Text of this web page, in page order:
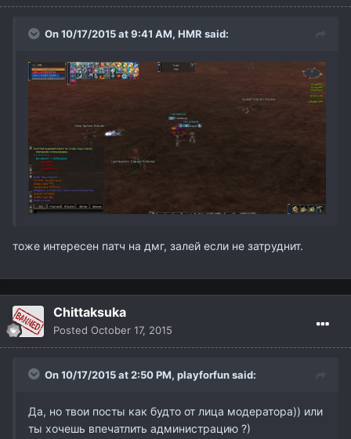
On 10/17/2015 at 9:41 AM, HMR said:
тоже интересен патч на дмг, залей если не затруднит.
Chittaksuka
Posted October 17, 2015
On 10/17/2015 at 2:50 PM, playforfunsaid:
Да, но твои посты как будто от лица модератора)) или
ты хочешь впечатлить администрацию ?)